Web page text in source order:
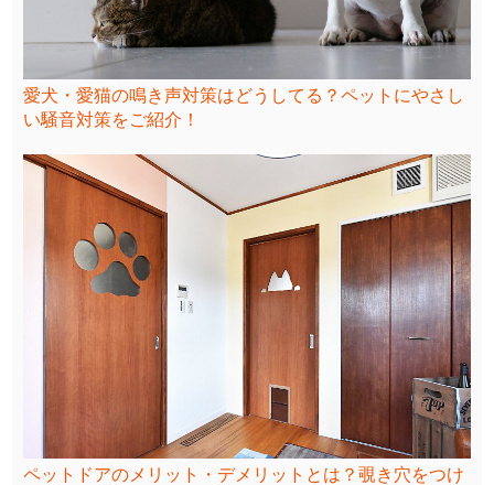
愛犬・愛猫の鳴き声対策はどうしてる？ペットにやさし
い騒音対策をご紹介！
ペットドアのメリット・デメリットとは？覗き穴をつけ